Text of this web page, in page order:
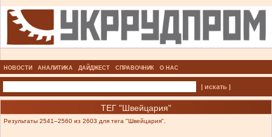
НОВОСТИ АНАЛИТИКА ДАЙДЖЕСТ СПРАВОЧНИК О НАС
| искать |
ТЕГ "Швейцария"
Результаты 2541–2560 из 2603 для тега "Швейцария".